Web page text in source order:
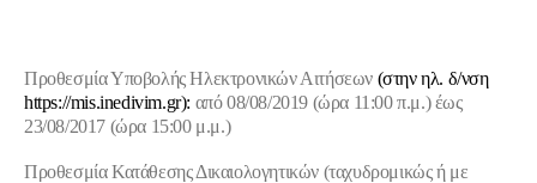
Προθεσμία Υποβολής Ηλεκτρονικών Αιτήσεων (στην ηλ. δ/νση
https://mis.inedivim.gr): από08/08/2019 (ώρα 11:00 π.μ.) έως
23/08/2017 (ώρα 15:00 μ.μ.)
Προθεσμία Κατάθεσης Δικαιολογητικών (ταχυδρομικώς ή με